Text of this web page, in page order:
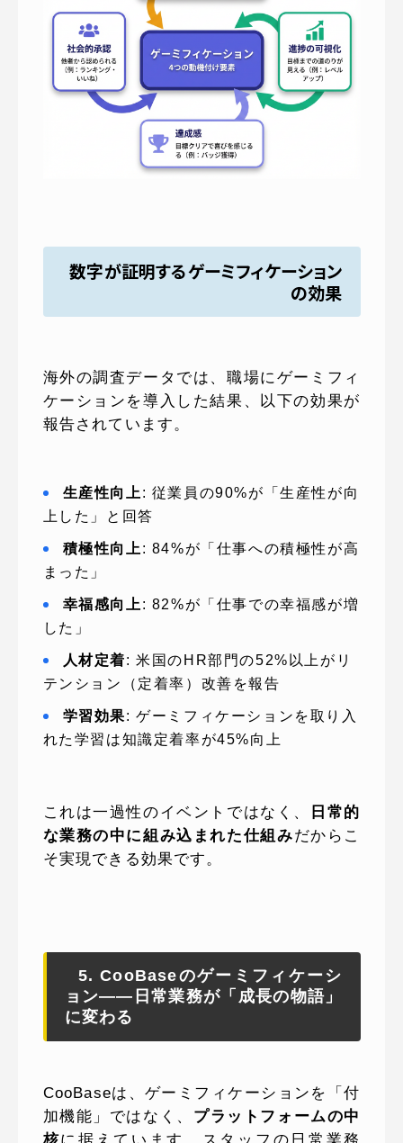
数字が証明するゲーミフィケーション
の効果
海外の調査データでは、職場にゲーミフィ
ケーションを導入した結果、以下の効果が
報告されています。
生産性向上 : 従業員の90%が「生産性が向
上した」と回答
積極性向上 : 84%が「仕事への積極性が高
まった」
幸福感向上 : 82%が「仕事での幸福感が増
した」
人材定着: 米国のHR部門の52%以上がリ
テンション（定着率）改善を報告
学習効果: ゲーミフィケーションを取り入
れた学習は知識定着率が45%向上
これは一過性のイベントではなく、
日常的
な業務の中に組み込まれた仕組みだからこ
そ実現できる効果です。
5. CooBaseのゲーミフィケーシ
ョン——日常業務が「成長の物語」
に変わる
CooBaseは、ゲーミフィケーションを「付
加機能」ではなく、 プラットフォームの中